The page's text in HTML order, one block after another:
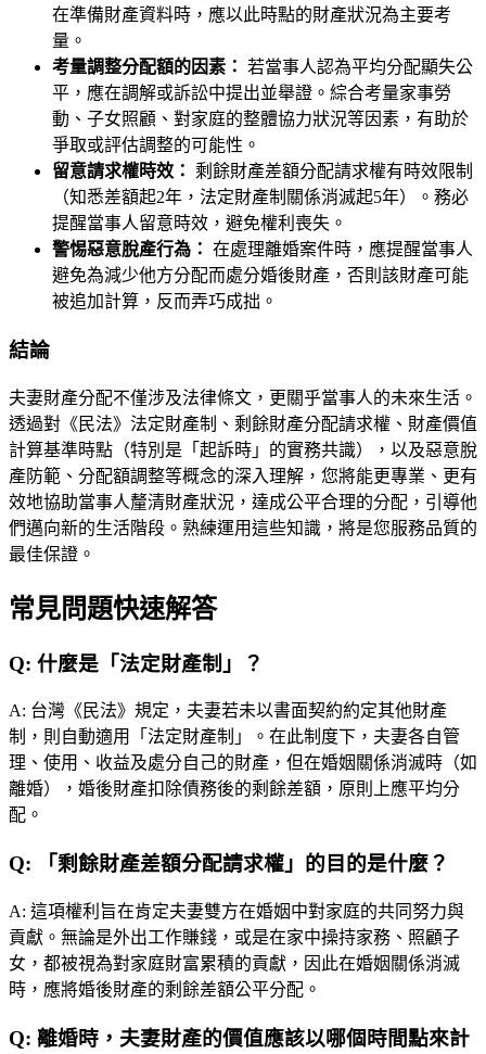
在準備財產資料時，應以此時點的財產狀況為主要考
量。
考量調整分配額的因素： 若當事人認為平均分配顯失公
平，應在調解或訴訟中提出並舉證。綜合考量家事勞
動、子女照顧、對家庭的整體協力狀況等因素，有助於
爭取或評估調整的可能性。
留意請求權時效： 剩餘財產差額分配請求權有時效限制
（知悉差額起2年，法定財產制關係消滅起5年）。務必
提醒當事人留意時效，避免權利喪失。
警惕惡意脫產行為： 在處理離婚案件時，應提醒當事人
避免為減少他方分配而處分婚後財產，否則該財產可能
被追加計算，反而弄巧成拙。
結論
夫妻財產分配不僅涉及法律條文，更關乎當事人的未來生活。
透過對《民法》法定財產制、剩餘財產分配請求權、財產價值
計算基準時點（特別是「起訴時」的實務共識），以及惡意脫
產防範、分配額調整等概念的深入理解，您將能更專業、更有
效地協助當事人釐清財產狀況，達成公平合理的分配，引導他
們邁向新的生活階段。熟練運用這些知識，將是您服務品質的
最佳保證。
常見問題快速解答
Q: 什麼是「法定財產制」？
A: 台灣《民法》規定，夫妻若未以書面契約約定其他財產
制，則自動適用「法定財產制」。在此制度下，夫妻各自管
理、使用、收益及處分自己的財產，但在婚姻關係消滅時（如
離婚），婚後財產扣除債務後的剩餘差額，原則上應平均分
配。
Q: 「剩餘財產差額分配請求權」的目的是什麼？
A: 這項權利旨在肯定夫妻雙方在婚姻中對家庭的共同努力與
貢獻。無論是外出工作賺錢，或是在家中操持家務、照顧子
女，都被視為對家庭財富累積的貢獻，因此在婚姻關係消滅
時，應將婚後財產的剩餘差額公平分配。
Q: 離婚時，夫妻財產的價值應該以哪個時間點來計